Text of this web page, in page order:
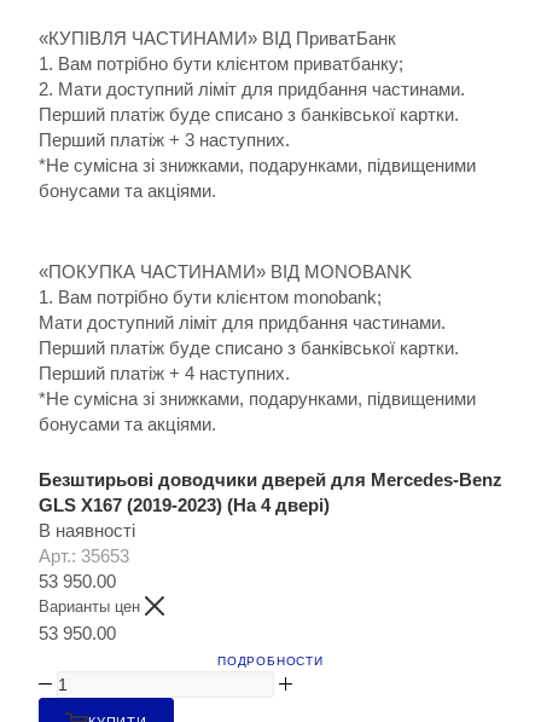
«КУПІВЛЯ ЧАСТИНАМИ» ВІД ПриватБанк
1. Вам потрібно бути клієнтом приватбанку;
2. Мати доступний ліміт для придбання частинами.
Перший платіж буде списано з банківської картки.
Перший платіж + 3 наступних.
*Не сумісна зі знижками, подарунками, підвищеними
бонусами та акціями.
«ПОКУПКА ЧАСТИНАМИ» ВІД MONOBANK
1. Вам потрібно бути клієнтом monobank;
Мати доступний ліміт для придбання частинами.
Перший платіж буде списано з банківської картки.
Перший платіж + 4 наступних.
*Не сумісна зі знижками, подарунками, підвищеними
бонусами та акціями.
Безштирьові доводчики дверей для Mercedes-Benz
GLS X167 (2019-2023) (На 4 двері)
В наявності
Арт.: 35653
53 950.00
Варианты цен
53 950.00
ПОДРОБНОСТИ